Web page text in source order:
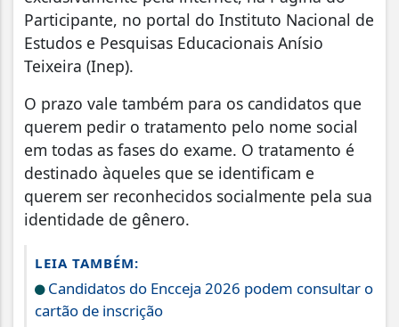
Participante, no portal do Instituto Nacional de
Estudos e Pesquisas Educacionais Anísio
Teixeira (Inep).
O prazo vale também para os candidatos que
querem pedir o tratamento pelo nome social
em todas as fases do exame. O tratamento é
destinado àqueles que se identificam e
querem ser reconhecidos socialmente pela sua
identidade de gênero.
LEIA TAMBÉM:
Candidatos do Encceja 2026 podem consultar o
cartão de inscrição